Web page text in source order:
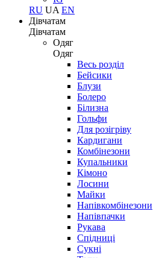
RU UA EN
Дівчатам
Дівчатам
Одяг
Одяг
Весь розділ
Бейсики
Блузи
Болеро
Білизна
Гольфи
Для розігріву
Кардигани
Комбінезони
Купальники
Кімоно
Лосини
Майки
Напівкомбінезони
Напівпачки
Рукава
Спідниці
Сукні